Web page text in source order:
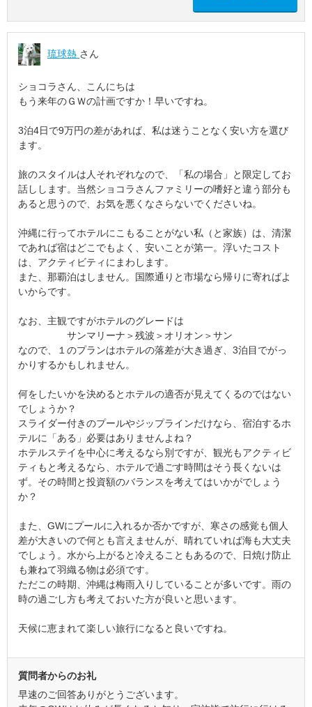
琉球熱 さん
ショコラさん、こんにちは
もう来年のＧＷの計画ですか！早いですね。
3泊4日で9万円の差があれば、私は迷うことなく安い方を選び
ます。
旅のスタイルは人それぞれなので、「私の場合」と限定してお
話しします。当然ショコラさんファミリーの嗜好と違う部分も
あると思うので、お気を悪くなさらないでくださいね。
沖縄に行ってホテルにこもることがない私（と家族）は、清潔
であれば宿はどこでもよく、安いことが第一。浮いたコスト
は、アクティビティにまわします。
また、那覇泊はしません。国際通りと市場なら帰りに寄ればよ
いからです。
なお、主観ですがホテルのグレードは
サンマリーナ＞残波＞オリオン＞サン
なので、１のプランはホテルの落差が大き過ぎ、3泊目でがっ
かりするかもしれません。
何をしたいかを決めるとホテルの適否が見えてくるのではない
でしょうか？
スライダー付きのプールやジップラインだけなら、宿泊するホ
テルに「ある」必要はありませんよね？
ホテルステイを中心に考えるなら別ですが、観光もアクティビ
ティもと考えるなら、ホテルで過ごす時間はそう長くないは
ず。その時間と投資額のバランスを考えてはいかがでしょう
か？
また、GWにプールに入れるか否かですが、寒さの感覚も個人
差が大きいので何とも言えませんが、晴れていれば海も大丈夫
でしょう。水から上がると冷えることもあるので、日焼け防止
も兼ねて羽織る物は必須です。
ただこの時期、沖縄は梅雨入りしていることが多いです。雨の
時の過ごし方も考えておいた方が良いと思います。
天候に恵まれて楽しい旅行になると良いですね。
質問者からのお礼
早速のご回答ありがとうございます。